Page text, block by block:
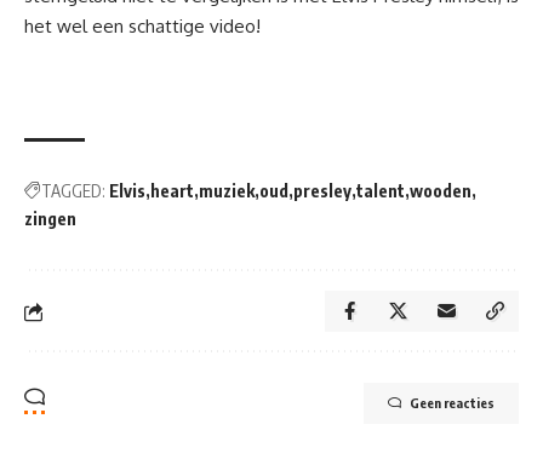
het wel een schattige video!
TAGGED: Elvis heart muziek oud presley talent wooden
zingen
Geen reacties